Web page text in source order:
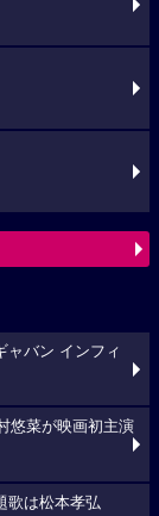
ャバン インフィ
悠菜が映画初主演
歌は松本孝弘